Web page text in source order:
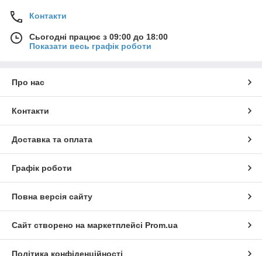
Контакти
Сьогодні працює з 09:00 до 18:00
Показати весь графік роботи
Про нас
Контакти
Доставка та оплата
Графік роботи
Повна версія сайту
Сайт створено на маркетплейсі Prom.ua
Політика конфіденційності